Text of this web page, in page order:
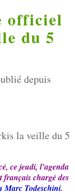
officiel
du 5
depuis
ce jeudi, l’agenda
français chargé des
Marc Todeschini.